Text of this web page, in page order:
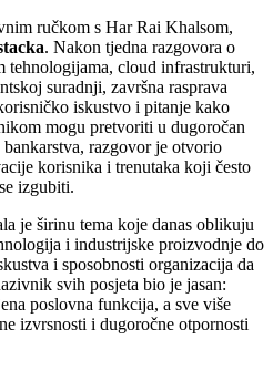
ručkom s Har Rai Khalsom,
. Nakon tjedna razgovora o
cloud infrastrukturi,
suradnji, završna rasprava
iskustvo i pitanje kako
mogu pretvoriti u dugoročan
razgovor je otvorio
korisnika i trenutaka koji često
izgubiti.
je širinu tema koje danas oblikuju
i industrijske proizvodnje do
i sposobnosti organizacija da
svih posjeta bio je jasan:
poslovna funkcija, a sve više
izvrsnosti i dugoročne otpornosti